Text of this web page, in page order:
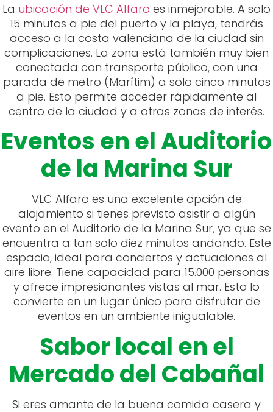
La ubicación de VLC Alfaro es inmejorable. A solo
15 minutos a pie del puerto y la playa, tendrás
acceso a la costa valenciana de la ciudad sin
complicaciones. La zona está también muy bien
conectada con transporte público, con una
parada de metro (Marítim) a solo cinco minutos
a pie. Esto permite acceder rápidamente al
centro de la ciudad y a otras zonas de interés.
Eventos en el Auditorio
de la Marina Sur
VLC Alfaro es una excelente opción de
alojamiento si tienes previsto asistir a algún
evento en el Auditorio de la Marina Sur, ya que se
encuentra a tan solo diez minutos andando. Este
espacio, ideal para conciertos y actuaciones al
aire libre. Tiene capacidad para 15.000 personas
y ofrece impresionantes vistas al mar. Esto lo
convierte en un lugar único para disfrutar de
eventos en un ambiente inigualable.
Sabor local en el
Mercado del Cabañal
Si eres amante de la buena comida casera y